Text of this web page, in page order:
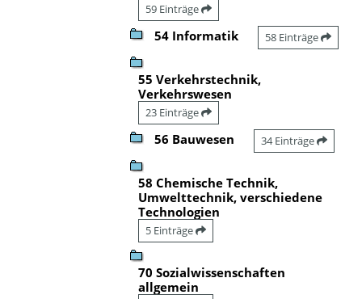
59 Einträge
54 Informatik 58 Einträge
55 Verkehrstechnik,
Verkehrswesen
23 Einträge
56 Bauwesen 34 Einträge
58 Chemische Technik,
Umwelttechnik, verschiedene
Technologien
5 Einträge
70 Sozialwissenschaften
allgemein